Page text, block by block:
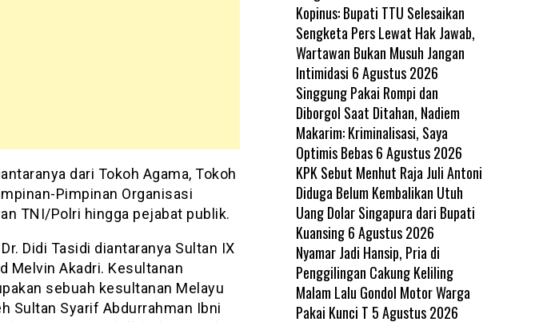
dari Tokoh Agama, Tokoh
Pimpinan Organisasi
TNI/Polri hingga pejabat publik.
Didi Tasidi diantaranya Sultan IX
Melvin Akadri. Kesultanan
sebuah kesultanan Melayu
Sultan Syarif Abdurrahman Ibni
Kopinus: Bupati TTU Selesaikan
Sengketa Pers Lewat Hak Jawab,
Wartawan Bukan Musuh Jangan
Intimidasi 6 Agustus 2026
Singgung Pakai Rompi dan
Diborgol Saat Ditahan, Nadiem
Makarim: Kriminalisasi, Saya
Optimis Bebas 6 Agustus 2026
KPK Sebut Menhut Raja Juli Antoni
Diduga Belum Kembalikan Utuh
Uang Dolar Singapura dari Bupati
Kuansing 6 Agustus 2026
Nyamar Jadi Hansip, Pria di
Penggilingan Cakung Keliling
Malam Lalu Gondol Motor Warga
Pakai Kunci T 5 Agustus 2026